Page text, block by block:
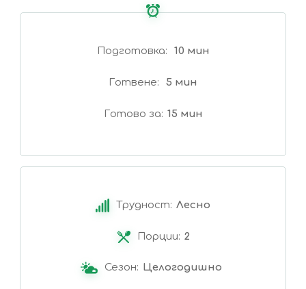
Подготовка 10 мин
Готвене 5 мин
Готово за 15 мин
Трудност: Лесно
Порции: 2
Сезон: Целогодишно